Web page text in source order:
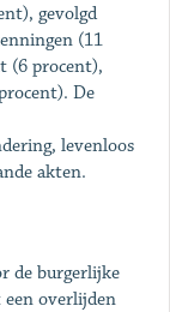
gevolgd
(11
(6 procent),
De
levenloos
akten.
de burgerlijke
een overlijden